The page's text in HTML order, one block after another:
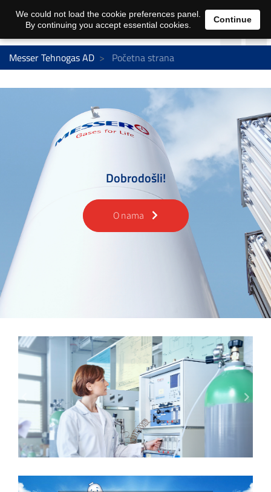
Messer Tehnogas AD Početna strana
Dobrodošli!
O nama
Specijalni gasovi
Previous Next
We could not load the cookie preferences panel.
By continuing you accept essential cookies.
Continue